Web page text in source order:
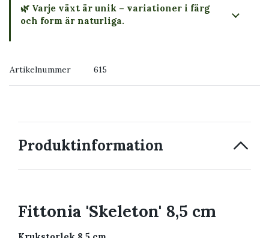
🌿 Varje växt är unik – variationer i färg
och form är naturliga.
Artikelnummer 615
Produktinformation
Fittonia 'Skeleton' 8,5 cm